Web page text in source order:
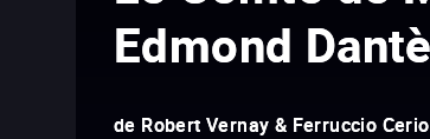
Edmond
de Robert Vernay & Ferruccio Cerio